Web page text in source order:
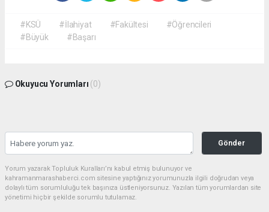
#KSÜ #İlahiyat #Fakültesi
#Öğrencileri
#Büyük
#Başarı
Okuyucu Yorumları (0)
Gönder
Yorum yazarak Topluluk Kuralları’nı kabul etmiş bulunuyor ve
kahramanmarashaberci.com sitesine yaptığınız yorumunuzla ilgili doğrudan veya
dolaylı tüm sorumluluğu tek başınıza üstleniyorsunuz. Yazılan tüm yorumlardan site
yönetimi hiçbir şekilde sorumlu tutulamaz.